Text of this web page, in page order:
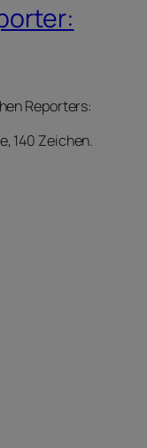
Reporters:
140 Zeichen.